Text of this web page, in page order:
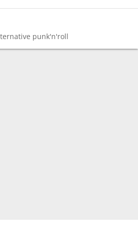
punk'n'roll